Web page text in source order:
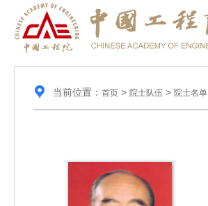
当前位置： 首页> 院士队伍 > 院士名单